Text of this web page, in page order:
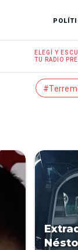
ELEGÍ Y
TU RADIO